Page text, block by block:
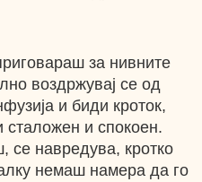
за нивните
воздржувај се од
и биди кроток,
и спокоен.
се навредува, кротко
немаш намера да го